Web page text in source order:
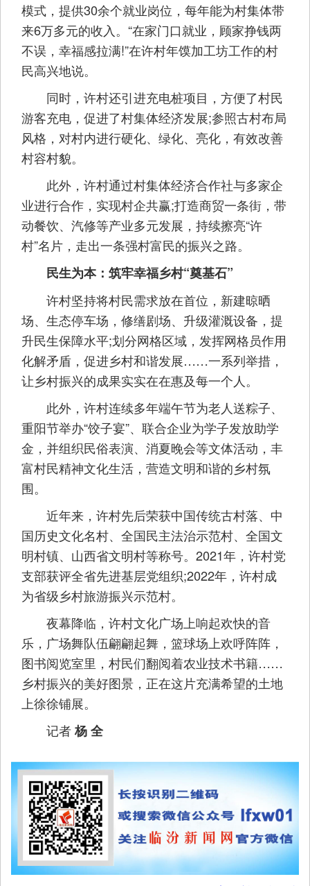
模式，提供30余个就业岗位，每年能为村集体带
来6万多元的收入。“在家门口就业，顾家挣钱两
不误，幸福感拉满!”在许村年馍加工坊工作的村
民高兴地说。
同时，许村还引进充电桩项目，方便了村民
游客充电，促进了村集体经济发展;参照古村布局
风格，对村内进行硬化、绿化、亮化，有效改善
村容村貌。
此外，许村通过村集体经济合作社与多家企
业进行合作，实现村企共赢;打造商贸一条街，带
动餐饮、汽修等产业多元发展，持续擦亮“许
村”名片，走出一条强村富民的振兴之路。
民生为本：筑牢幸福乡村“奠基石”
许村坚持将村民需求放在首位，新建晾晒
场、生态停车场，修缮剧场、升级灌溉设备，提
升民生保障水平;划分网格区域，发挥网格员作用
化解矛盾，促进乡村和谐发展……一系列举措，
让乡村振兴的成果实实在在惠及每一个人。
此外，许村连续多年端午节为老人送粽子、
重阳节举办“饺子宴”、联合企业为学子发放助学
金，并组织民俗表演、消夏晚会等文体活动，丰
富村民精神文化生活，营造文明和谐的乡村氛
围。
近年来，许村先后荣获中国传统古村落、中
国历史文化名村、全国民主法治示范村、全国文
明村镇、山西省文明村等称号。2021年，许村党
支部获评全省先进基层党组织;2022年，许村成
为省级乡村旅游振兴示范村。
夜幕降临，许村文化广场上响起欢快的音
乐，广场舞队伍翩翩起舞，篮球场上欢呼阵阵，
图书阅览室里，村民们翻阅着农业技术书籍……
乡村振兴的美好图景，正在这片充满希望的土地
上徐徐铺展。
记者杨 全